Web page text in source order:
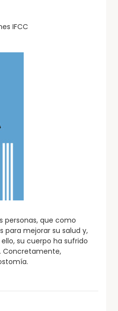
personas, que como
para mejorar su salud y,
su cuerpo ha sufrido
Concretamente,
IFCC